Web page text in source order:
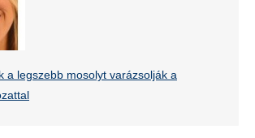
a legszebb mosolyt varázsolják a